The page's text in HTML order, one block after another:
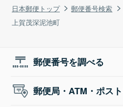
日本郵便トップ 郵便番号検索
上賀茂深泥池町
郵便番号を調べる
郵便局・ATM・ポス